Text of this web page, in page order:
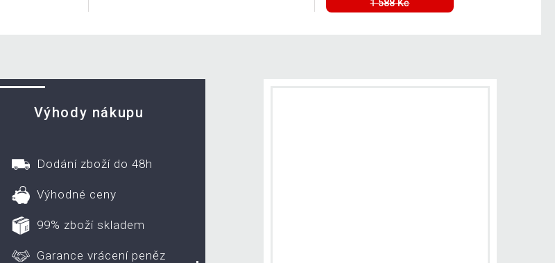
1 588 Kč
Výhody nákupu
Dodání zboží do 48h
Výhodné ceny
99% zboží skladem
Garance vrácení peněz